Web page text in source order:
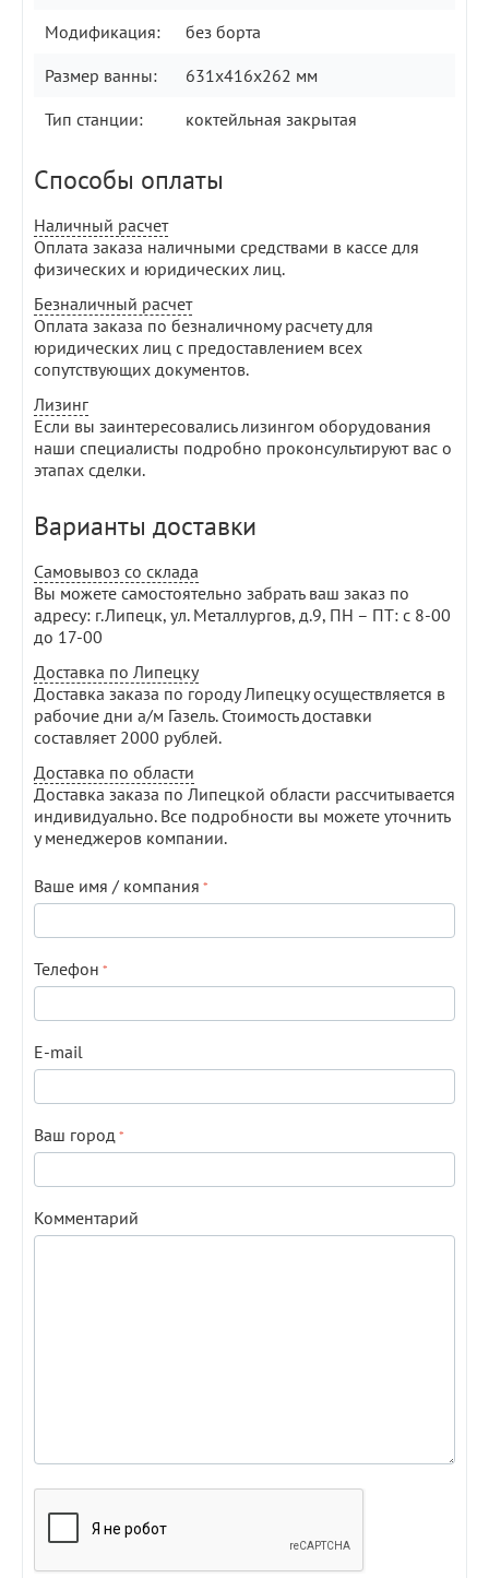
Модификация:
без борта
Размер ванны:
631х416х262 мм
Тип станции:
коктейльная закрытая
Способы оплаты
Наличный расчет
Оплата заказа наличными средствами в кассе для
физических и юридических лиц.
Безналичный расчет
Оплата заказа по безналичному расчету для
юридических лиц с предоставлением всех
сопутствующих документов.
Лизинг
Если вы заинтересовались лизингом оборудования
наши специалисты подробно проконсультируют вас о
этапах сделки.
Варианты доставки
Самовывоз со склада
Вы можете самостоятельно забрать ваш заказ по
адресу: г.Липецк, ул. Металлургов, д.9, ПН – ПТ: с 8-00
до 17-00
Доставка по Липецку
Доставка заказа по городу Липецку осуществляется в
рабочие дни а/м Газель. Стоимость доставки
составляет 2000 рублей.
Доставка по области
Доставка заказа по Липецкой области рассчитывается
индивидуально. Все подробности вы можете уточнить
у менеджеров компании.
Ваше имя / компания
Телефон
E-mail
Ваш город
Комментарий